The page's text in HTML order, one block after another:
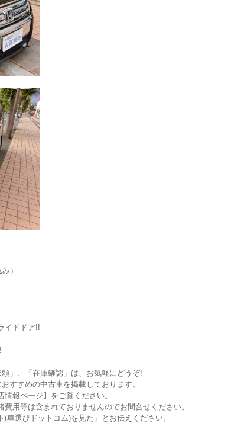
）
イドドア!!
」、「在庫確認」は、お気軽にどうぞ!
すすめの中古車を掲載しております。
報ページ】をご覧ください。
用等は含まれておりませんのでお問合せください。
車選びドットコム)を見た」とお伝えください。